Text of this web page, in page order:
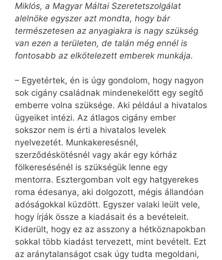
Miklós, a Magyar Máltai Szeretetszolgálat
alelnöke egyszer azt mondta, hogy bár
természetesen az anyagiakra is nagy szükség
van ezen a területen, de talán még ennél is
fontosabb az elkötelezett emberek munkája.
– Egyetértek, én is úgy gondolom, hogy nagyon
sok cigány családnak mindenekelőtt egy segítő
emberre volna szüksége. Aki például a hivatalos
ügyeiket intézi. Az átlagos cigány ember
sokszor nem is érti a hivatalos levelek
nyelvezetét. Munkakeresésnél,
szerződéskötésnél vagy akár egy kórház
fölkeresésénél is szükségük lenne egy
mentorra. Esztergomban volt egy hatgyerekes
roma édesanya, aki dolgozott, mégis állandóan
adóságokkal küzdött. Egyszer valaki leült vele,
hogy írják össze a kiadásait és a bevételeit.
Kiderült, hogy ez az asszony a hétköznapokban
sokkal több kiadást tervezett, mint bevételt. Ezt
az aránytalanságot csak úgy tudta megoldani,